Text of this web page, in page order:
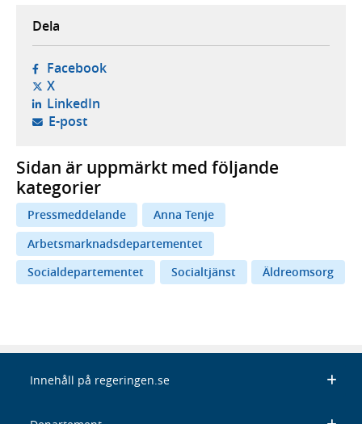
Dela
Facebook- öppnas i ny flik, extern webbplats,
X- öppnas i ny flik, extern webbplats,
LinkedIn- öppnas i ny flik, extern webbplats,
E-post- öppnar din e-postklient,
Sidan är uppmärkt med följande
kategorier
Pressmeddelande
Anna Tenje
Arbetsmarknadsdepartementet
Socialdepartementet
Socialtjänst Äldreomsorg
Innehåll på regeringen.se